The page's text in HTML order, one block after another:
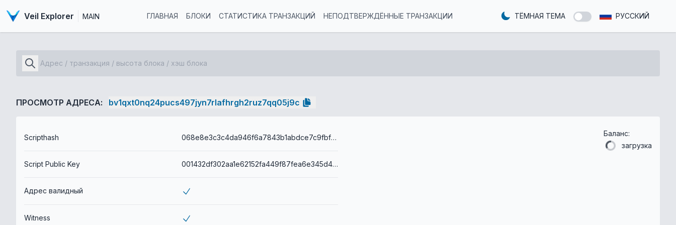
Veil Explorer MAIN ГЛАВНАЯ БЛОКИ СТАТИСТИКА ТРАНЗАКЦИЙ НЕПОДТВЕРЖДЁННЫЕ ТРАНЗАКЦИИ ТЁМНАЯ ТЕМА РУССКИЙ
ПРОСМОТР АДРЕСА: bv1qxt0nq24pucs497jyn7rlafhrgh2ruz7qq05j9c
Scripthash 068e8e3c3c4da946f6a7843b1abdce7c9fbf6da3edcb1b5f9fc0195092903445
Script Public Key 001432df302aa1e62152fa449f87fea6e345d43e0bc0
Адрес валидный
Witness
Баланс:
загрузка